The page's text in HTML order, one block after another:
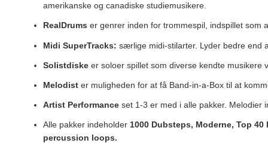
amerikanske og canadiske studiemusikere.
RealDrums er genrer inden for trommespil, indspillet som
Midi SuperTracks: særlige midi-stilarter. Lyder bedre end
Solistdiske er soloer spillet som diverse kendte musikere
Melodist er muligheden for at få Band-in-a-Box til at
Artist Performance set 1-3 er med i alle pakker. Melodier
Alle pakker indeholder 1000 Dubsteps, Moderne, Top
percussion loops.